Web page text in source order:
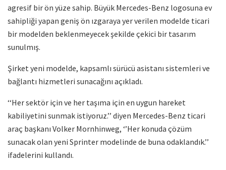
agresif bir ön yüze sahip. Büyük Mercedes-Benz logosuna ev
sahipliği yapan geniş ön ızgaraya yer verilen modelde ticari
bir modelden beklenmeyecek şekilde çekici bir tasarım
sunulmış.
Şirket yeni modelde, kapsamlı sürücü asistanı sistemleri ve
bağlantı hizmetleri sunacağını açıkladı.
‘‘Her sektör için ve her taşıma için en uygun hareket
kabiliyetini sunmak istiyoruz.’’ diyen Mercedes-Benz ticari
araç başkanı Volker Mornhinweg, ‘’Her konuda çözüm
sunacak olan yeni Sprinter modelinde de buna odaklandık.’’
ifadelerini kullandı.